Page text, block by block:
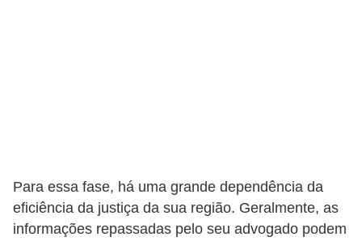
Para essa fase, há uma grande dependência da
eficiência da justiça da sua região. Geralmente, as
informações repassadas pelo seu advogado podem
a
1
5